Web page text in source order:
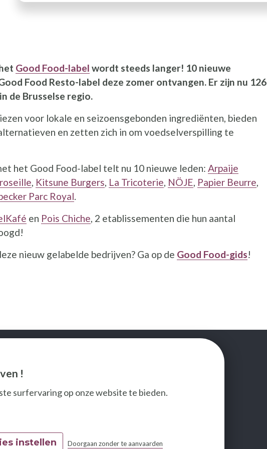
!
surfervaring op onze website te bieden.
Doorgaan zonder te aanvaarden
instellen
Good Food-label wordt steeds langer! 10 nieuwe
Food Resto-label deze zomer ontvangen. Er zijn nu 126
de Brusselse regio.
voor lokale en seizoensgebonden ingrediënten, bieden
en zetten zich in om voedselverspilling te
het Good Food-label telt nu 10 nieuwe leden: Arpaije
, Kitsune Burgers, La Tricoterie, NÖJE, Papier Beurre,
Parc Royal.
en Pois Chiche, 2 etablissementen die hun aantal
nieuw gelabelde bedrijven? Ga op de Good Food-gids!
VOLG ONS